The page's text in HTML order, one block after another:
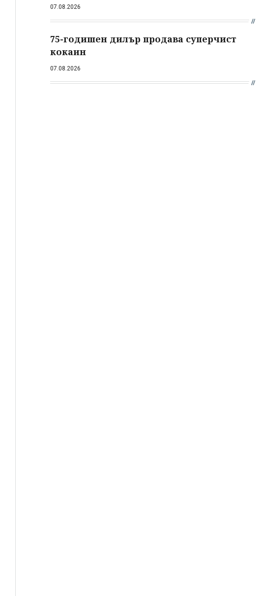
07.08.2026
75-годишен дилър продава суперчист
кокаин
07.08.2026